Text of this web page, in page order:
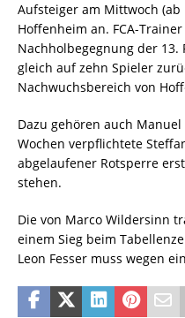
Aufsteiger am Mittwoch (ab
Hoffenheim an. FCA-
Nachholbegegnung der
gleich auf zehn Spieler
Nachwuchsbereich von
Dazu gehören auch
Wochen verpflichtete
abgelaufener Rotsperre
stehen.
Die von Marco Wildersinn
einem Sieg beim
Leon Fesser muss wegen